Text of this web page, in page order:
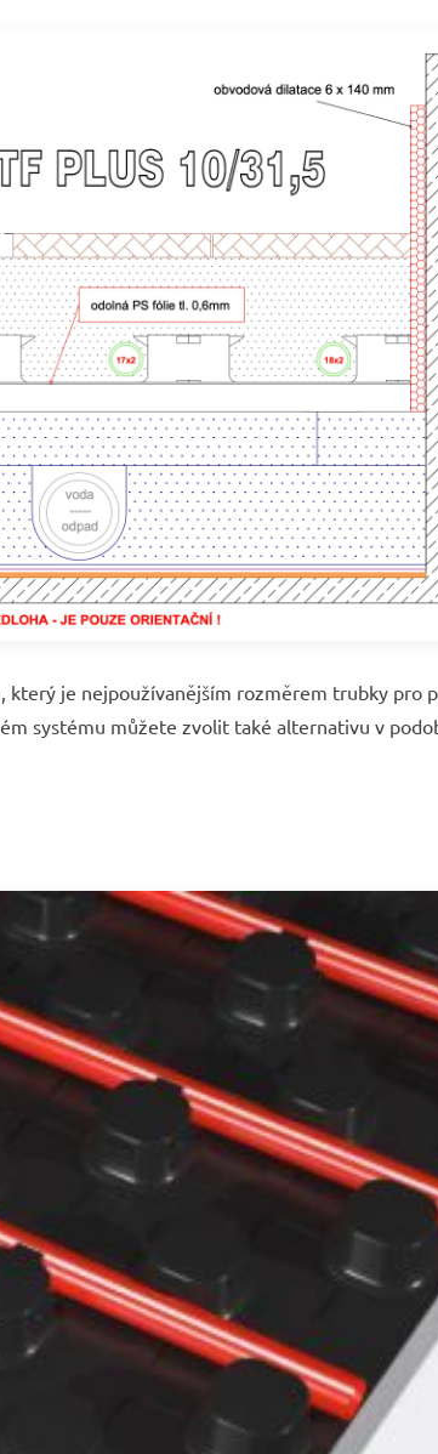
je nejpoužívanějším rozměrem trubky pro
systému můžete zvolit také alternativu v